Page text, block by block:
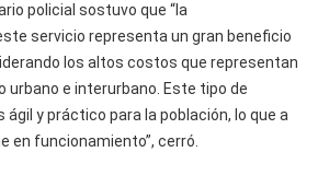
policial sostuvo que “la
servicio representa un gran beneficio
los altos costos que representan
urbano e interurbano. Este tipo de
y práctico para la población, lo que a
en funcionamiento”, cerró.